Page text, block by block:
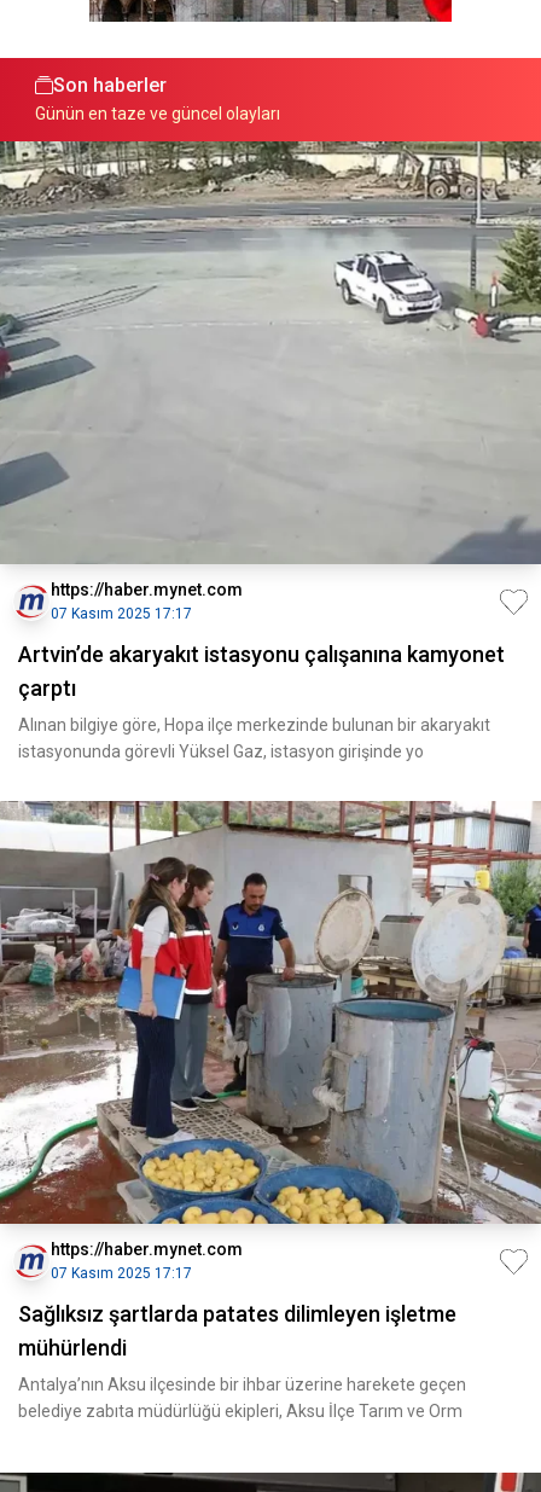
Son haberler
Günün en taze ve güncel olayları
https://haber.mynet.com
07 Kasım 2025 17:17
Artvin’de akaryakıt istasyonu çalışanına kamyonet
çarptı
Alınan bilgiye göre, Hopa ilçe merkezinde bulunan bir akaryakıt
istasyonunda görevli Yüksel Gaz, istasyon girişinde yo
https://haber.mynet.com
07 Kasım 2025 17:17
Sağlıksız şartlarda patates dilimleyen işletme
mühürlendi
Antalya’nın Aksu ilçesinde bir ihbar üzerine harekete geçen
belediye zabıta müdürlüğü ekipleri, Aksu İlçe Tarım ve Orm